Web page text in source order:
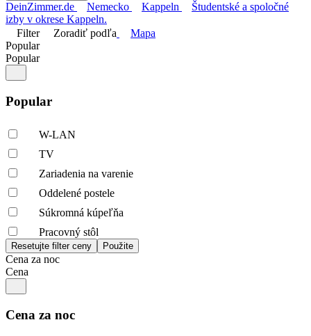
DeinZimmer.de Nemecko Kappeln
Študentské a spoločné
izby v okrese Kappeln.
Filter
Zoradiť podľa
Mapa
Popular
Popular
Popular
W-LAN
TV
Zariadenia na varenie
Oddelené postele
Súkromná kúpeľňa
Pracovný stôl
Cena za noc
Cena
Cena za noc